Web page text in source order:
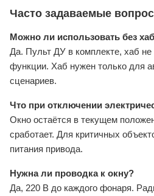
Часто задаваемые
Можно ли использовать без
Да. Пульт ДУ в комплекте, хаб
функции. Хаб нужен только для
сценариев.
Что при отключении
Окно остаётся в текущем
сработает. Для критичных
питания привода.
Нужна ли проводка к окну?
Да, 220 В до каждого фонаря.